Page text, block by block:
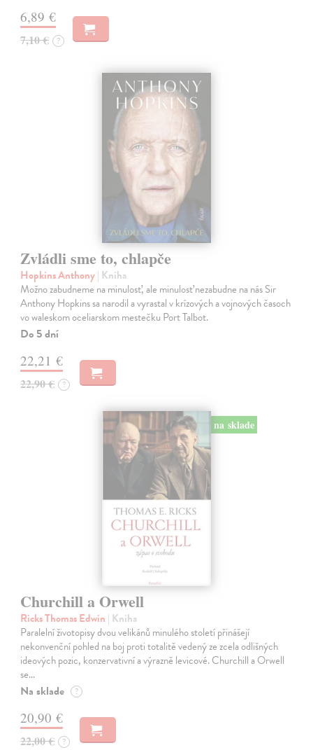
6,89 €
7,10 € ?
Zvládli sme to, chlapče
Hopkins Anthony| Kniha
Možno zabudneme na minulosť, ale minulosť nezabudne na nás Sir
Anthony Hopkins sa narodil a vyrastal v krízových a vojnových časoch
vo waleskom oceliarskom mestečku Port Talbot.
Do 5 dní
22,21 €
22,90 € ?
na sklade
Churchill a Orwell
Ricks Thomas Edwin | Kniha
Paralelní životopisy dvou velikánů minulého století přinášejí
nekonvenční pohled na boj proti totalitě vedený ze zcela odlišných
ideových pozic, konzervativní a výrazně levicové. Churchill a Orwell
se…
Na sklade ?
20,90 €
22,00 € ?